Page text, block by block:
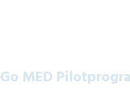
Go MED